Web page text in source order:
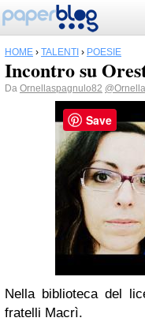
HOME › TALENTI › POESIE
Incontro su
Da Ornellaspagnulo82
Nella biblioteca del
fratelli Macrì.
Save